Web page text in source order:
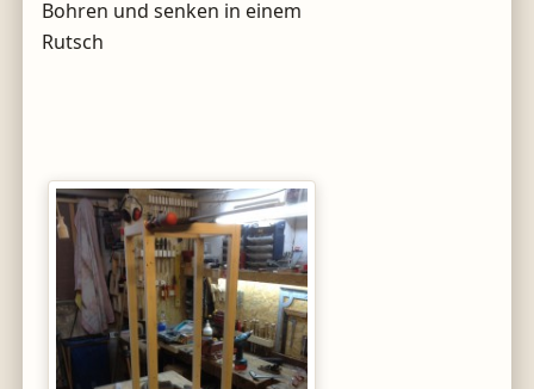
Bohren und senken in einem
Rutsch